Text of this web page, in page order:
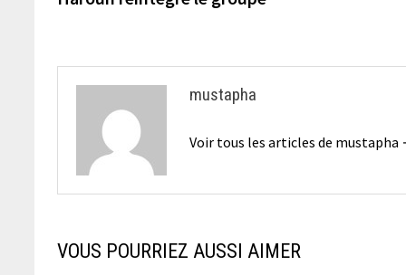
de
mustapha
Voir tous les articles de
VOUS POURRIEZ AUSSI AIMER